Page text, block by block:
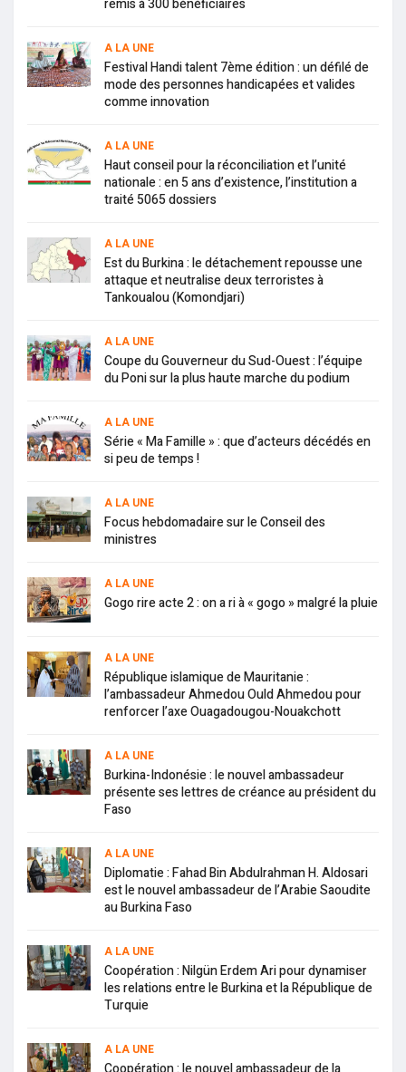
remis à 300 bénéficiaires
A LA UNE
Festival Handi talent 7ème édition : un défilé de
mode des personnes handicapées et valides
comme innovation
A LA UNE
Haut conseil pour la réconciliation et l’unité
nationale : en 5 ans d’existence, l’institution a
traité 5065 dossiers
A LA UNE
Est du Burkina : le détachement repousse une
attaque et neutralise deux terroristes à
Tankoualou (Komondjari)
A LA UNE
Coupe du Gouverneur du Sud-Ouest : l’équipe
du Poni sur la plus haute marche du podium
A LA UNE
Série « Ma Famille » : que d’acteurs décédés en
si peu de temps !
A LA UNE
Focus hebdomadaire sur le Conseil des
ministres
A LA UNE
Gogo rire acte 2 : on a ri à « gogo » malgré la pluie
A LA UNE
République islamique de Mauritanie :
l’ambassadeur Ahmedou Ould Ahmedou pour
renforcer l’axe Ouagadougou-Nouakchott
A LA UNE
Burkina-Indonésie : le nouvel ambassadeur
présente ses lettres de créance au président du
Faso
A LA UNE
Diplomatie : Fahad Bin Abdulrahman H. Aldosari
est le nouvel ambassadeur de l’Arabie Saoudite
au Burkina Faso
A LA UNE
Coopération : Nilgün Erdem Ari pour dynamiser
les relations entre le Burkina et la République de
Turquie
A LA UNE